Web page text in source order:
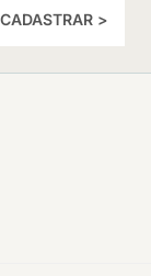
CADASTRAR >